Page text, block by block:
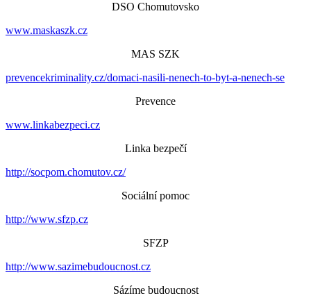
DSO Chomutovsko
www.maskaszk.cz
MAS SZK
prevencekriminality.cz/domaci-nasili-nenech-to-byt-a-nenech-se
Prevence
www.linkabezpeci.cz
Linka bezpečí
http://socpom.chomutov.cz/
Sociální pomoc
http://www.sfzp.cz
SFZP
http://www.sazimebudoucnost.cz
Sázíme budoucnost